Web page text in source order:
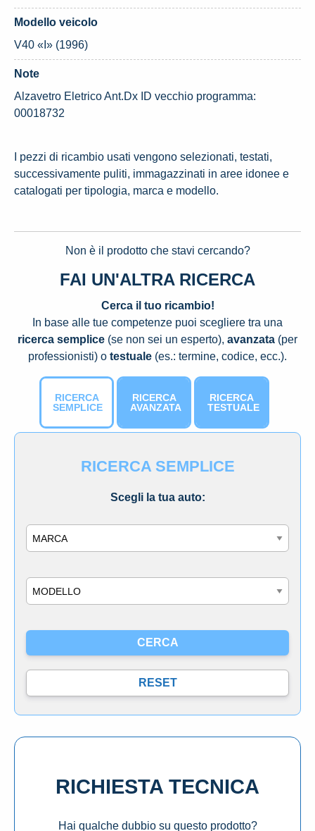
Modello veicolo
V40 «I» (1996)
Note
Alzavetro Eletrico Ant.Dx ID vecchio programma:
00018732
I pezzi di ricambio usati vengono selezionati, testati,
successivamente puliti, immagazzinati in aree idonee e
catalogati per tipologia, marca e modello.
Non è il prodotto che stavi cercando?
FAI UN'ALTRA RICERCA
Cerca il tuo ricambio!
In base alle tue competenze puoi scegliere tra una
ricerca semplice (se non sei un esperto), avanzata (per
professionisti) o testuale (es.: termine, codice, ecc.).
RICERCA
SEMPLICE
RICERCA
AVANZATA
RICERCA
TESTUALE
RICERCA SEMPLICE
Scegli la tua auto:
RICHIESTA TECNICA
Hai qualche dubbio su questo prodotto?